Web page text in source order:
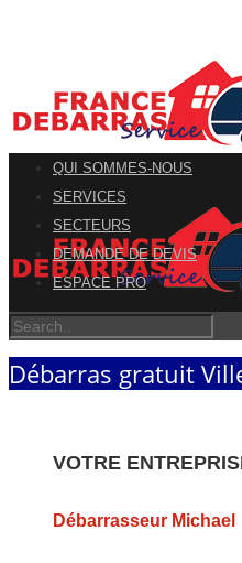
QUI SOMMES-NOUS
SERVICES
SECTEURS
DEMANDE DE DEVIS
ESPACE PRO
Débarras gratuit
VOTRE
Débarrasseur Michael